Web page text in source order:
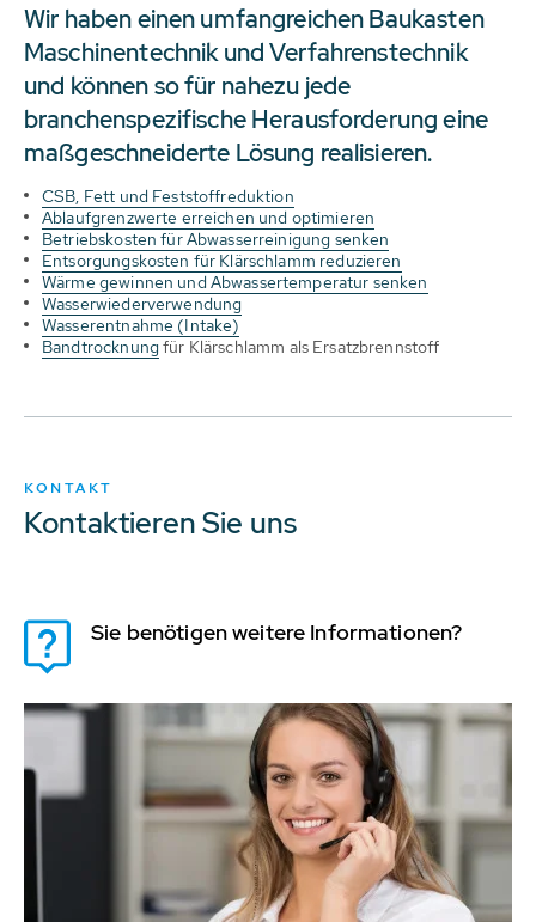
Wir haben einen umfangreichen Baukasten
Maschinentechnik und Verfahrenstechnik
und können so für nahezu jede
branchenspezifische Herausforderung eine
maßgeschneiderte Lösung realisieren.
CSB, Fett und Feststoffreduktion
Ablaufgrenzwerte erreichen und optimieren
Betriebskosten für Abwasserreinigung senken
Entsorgungskosten für Klärschlamm reduzieren
Wärme gewinnen und Abwassertemperatur senken
Wasserwiederverwendung
Wasserentnahme (Intake)
Bandtrocknung für Klärschlamm als Ersatzbrennstoff
KONTAKT
Kontaktieren Sie uns
Sie benötigen weitere Informationen?